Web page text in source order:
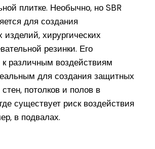
плитке. Необычно, но SBR
для создания
изделий, хирургических
резинки. Его
к различным воздействиям
для создания защитных
потолков и полов в
существует риск воздействия
в подвалах.